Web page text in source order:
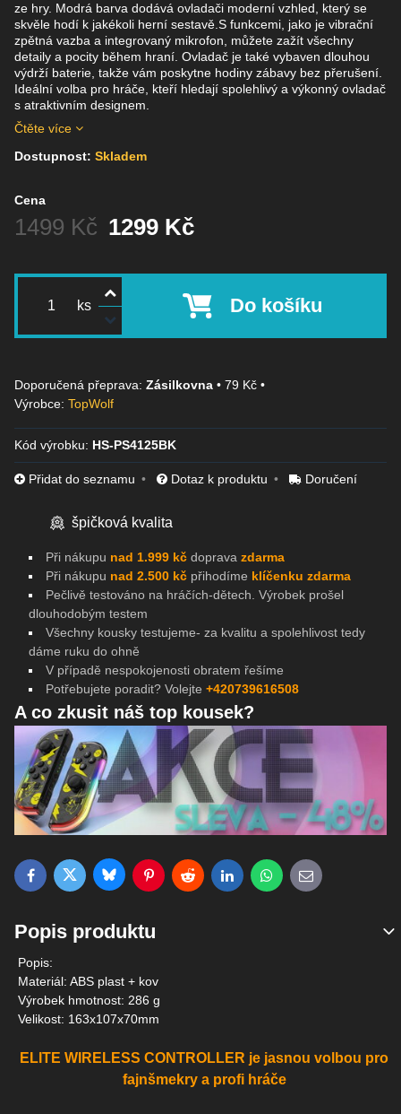
ze hry. Modrá barva dodává ovladači moderní vzhled, který se
skvěle hodí k jakékoli herní sestavě.S funkcemi, jako je vibrační
zpětná vazba a integrovaný mikrofon, můžete zažít všechny
detaily a pocity během hraní. Ovladač je také vybaven dlouhou
výdrží baterie, takže vám poskytne hodiny zábavy bez přerušení.
Ideální volba pro hráče, kteří hledají spolehlivý a výkonný ovladač
s atraktivním designem.
Čtěte více
Dostupnost: Skladem
Cena
1299 Kč
Před slevou:
1499 Kč
ks Do košíku
Zásilkovna • 79 Kč •
Výrobce: TopWolf
Kód výrobku: HS-PS4125BK
Přidat do seznamu Dotaz k produktu Doručení
špičková kvalita
Při nákupu nad 1.999 kč doprava zdarma
Při nákupu nad 2.500 kč přihodíme klíčenku zdarma
Pečlivě testováno na hráčích-dětech. Výrobek prošel
dlouhodobým testem
Všechny kousky testujeme- za kvalitu a spolehlivost tedy
dáme ruku do ohně
V případě nespokojenosti obratem řešíme
Potřebujete poradit? Volejte +420739616508
A co zkusit náš top kousek?
FacebookTwitterBlueskyPinterestRedditLinkedInWhatsApp
E-mail
Popis produktu
Popis:
Materiál: ABS plast + kov
Výrobek hmotnost: 286 g
Velikost: 163x107x70mm
ELITE WIRELESS CONTROLLER je jasnou volbou pro
fajnšmekry a profi hráče